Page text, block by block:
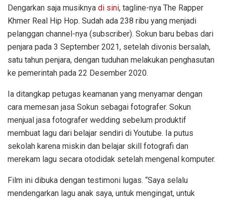
Dengarkan saja musiknya di sini, tagline-nya The Rapper
Khmer Real Hip Hop. Sudah ada 238 ribu yang menjadi
pelanggan channel-nya (subscriber). Sokun baru bebas dari
penjara pada 3 September 2021, setelah divonis bersalah,
satu tahun penjara, dengan tuduhan melakukan penghasutan
ke pemerintah pada 22 Desember 2020.
Ia ditangkap petugas keamanan yang menyamar dengan
cara memesan jasa Sokun sebagai fotografer. Sokun
menjual jasa fotografer wedding sebelum produktif
membuat lagu dari belajar sendiri di Youtube. Ia putus
sekolah karena miskin dan belajar skill fotografi dan
merekam lagu secara otodidak setelah mengenal komputer.
Film ini dibuka dengan testimoni lugas. “Saya selalu
mendengarkan lagu anak saya, untuk mengingat, untuk